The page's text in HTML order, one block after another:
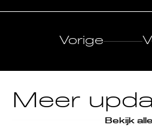
Vorige
Meer
Bekijk alle